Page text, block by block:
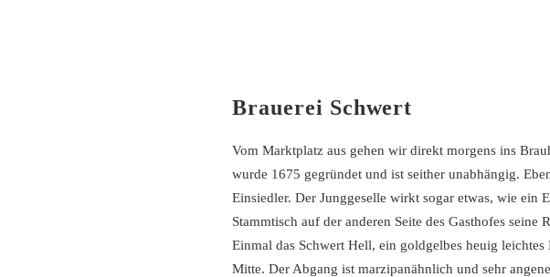
Brauerei Schwert
Vom Marktplatz aus gehen wir direkt morgens ins
wurde 1675 gegründet und ist seither unabhängig.
Einsiedler. Der Junggeselle wirkt sogar etwas, wie ein
Stammtisch auf der anderen Seite des Gasthofes
Einmal das Schwert Hell, ein goldgelbes heuig
Mitte. Der Abgang ist marzipanähnlich und sehr